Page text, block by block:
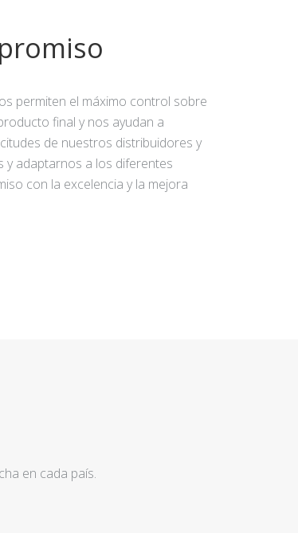
permiten el máximo control sobre
final y nos ayudan a
de nuestros distribuidores y
adaptarnos a los diferentes
con la excelencia y la mejora
en cada país.